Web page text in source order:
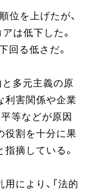
位を上げたが、
アは低下した。
回る低さだ。
と多元主義の原
利害関係や企業
等などが原因
役割を十分に果
摘している。
により、「法的